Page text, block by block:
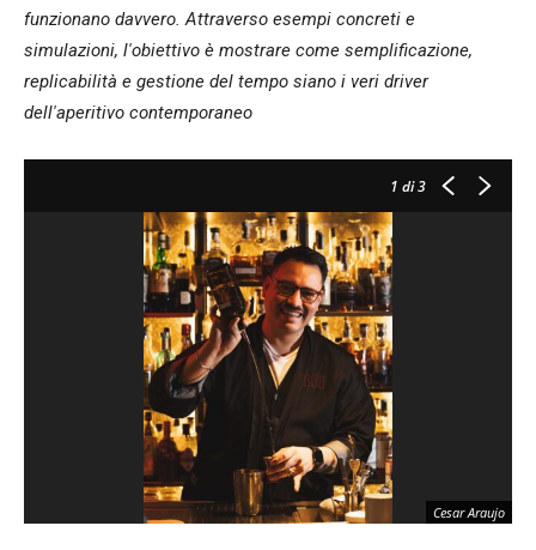
funzionano davvero. Attraverso esempi concreti e
simulazioni, l'obiettivo è mostrare come semplificazione,
replicabilità e gestione del tempo siano i veri driver
dell'aperitivo contemporaneo
1 di 3
Cesar Araujo